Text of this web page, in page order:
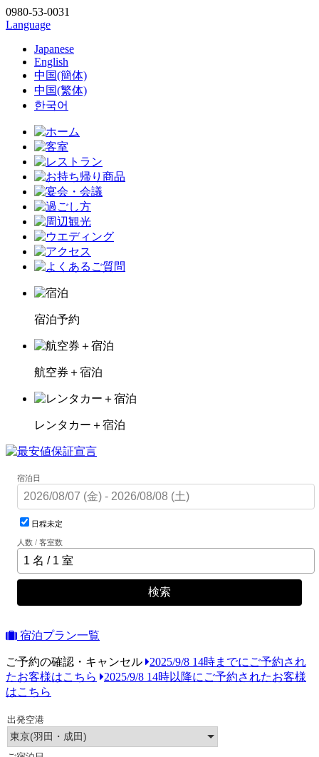
0980-53-0031
Language
Japanese
English
中国(簡体)
中国(繁体)
한국어
宿泊予約
航空券＋宿泊
レンタカー＋宿泊
宿泊日
日程未定
人数 / 客室数
検索
宿泊プラン一覧
ご予約の確認・キャンセル
2025/9/8 14時までにご予約され
たお客様はこちら
2025/9/8 14時以降にご予約されたお客様
はこちら